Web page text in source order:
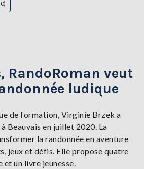
RandoRoman veut
ludique
de formation, Virginie Brzek a
Beauvais en juillet 2020. La
la randonnée en aventure
jeux et défis. Elle propose quatre
un livre jeunesse.